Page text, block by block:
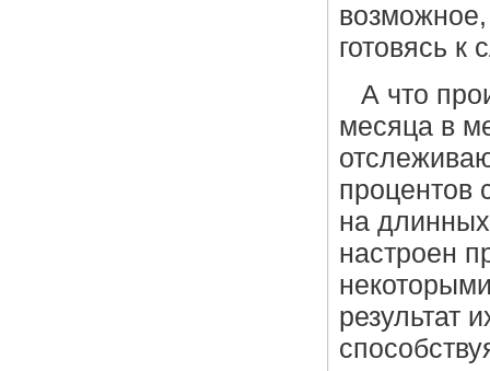
готовясь
А что
месяца в
процентов
на
настроен
результат